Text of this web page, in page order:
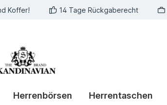
Koffer! 14 Tage Rückgaberecht
Herrenbörsen Herrentaschen